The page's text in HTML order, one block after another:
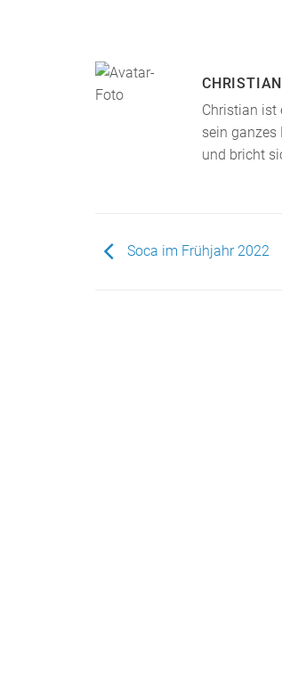
CHRISTIAN
Christian ist
sein ganzes
und bricht
Soca im Frühjahr 2022